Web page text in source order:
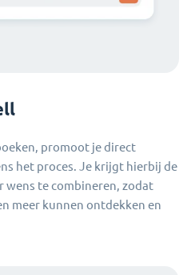
promoot je direct
het proces. Je krijgt hierbij de
wens te combineren, zodat
meer kunnen ontdekken en